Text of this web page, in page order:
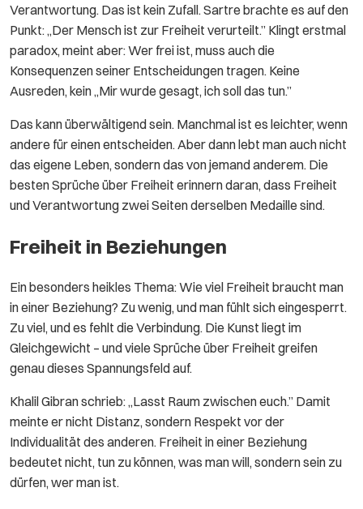
Verantwortung. Das ist kein Zufall. Sartre brachte es auf den
Punkt: „Der Mensch ist zur Freiheit verurteilt.” Klingt erstmal
paradox, meint aber: Wer frei ist, muss auch die
Konsequenzen seiner Entscheidungen tragen. Keine
Ausreden, kein „Mir wurde gesagt, ich soll das tun.”
Das kann überwältigend sein. Manchmal ist es leichter, wenn
andere für einen entscheiden. Aber dann lebt man auch nicht
das eigene Leben, sondern das von jemand anderem. Die
besten Sprüche über Freiheit erinnern daran, dass Freiheit
und Verantwortung zwei Seiten derselben Medaille sind.
Freiheit in Beziehungen
Ein besonders heikles Thema: Wie viel Freiheit braucht man
in einer Beziehung? Zu wenig, und man fühlt sich eingesperrt.
Zu viel, und es fehlt die Verbindung. Die Kunst liegt im
Gleichgewicht – und viele Sprüche über Freiheit greifen
genau dieses Spannungsfeld auf.
Khalil Gibran schrieb: „Lasst Raum zwischen euch.” Damit
meinte er nicht Distanz, sondern Respekt vor der
Individualität des anderen. Freiheit in einer Beziehung
bedeutet nicht, tun zu können, was man will, sondern sein zu
dürfen, wer man ist.